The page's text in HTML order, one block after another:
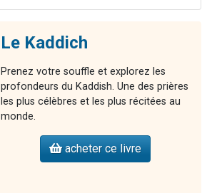
Le Kaddich
Prenez votre souffle et explorez les
profondeurs du Kaddish. Une des prières
les plus célèbres et les plus récitées au
monde.
acheter ce livre